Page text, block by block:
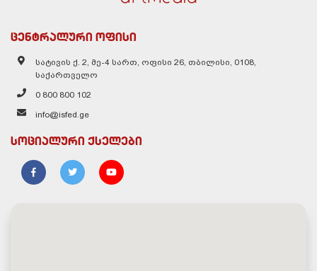
ცენტრალური ოფისი
სატივის ქ. 2, მე-4 სართ, ოფისი 26, თბილისი, 0108,
საქართველო
0 800 800 102
info@isfed.ge
სოციალური ქსელები